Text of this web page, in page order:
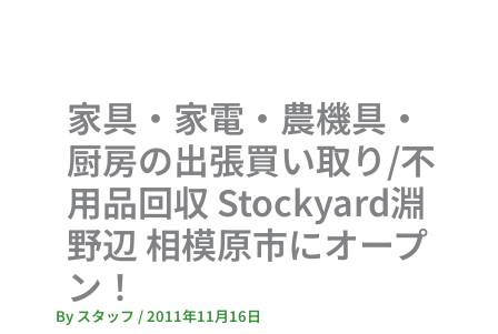
家具・家電・農機具・
厨房の出張買い取り/不
用品回収 Stockyard淵
野辺 相模原市にオープ
ン！
By スタッフ /2011年11月16日